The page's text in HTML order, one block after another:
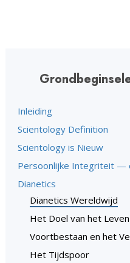
Inleiding
Scientology Definition
Scientology is Nieuw
Persoonlijke Integriteit —
Dianetics
Dianetics Wereldwijd
Het Doel van het Leven
Voortbestaan en het
Het Tijdspoor